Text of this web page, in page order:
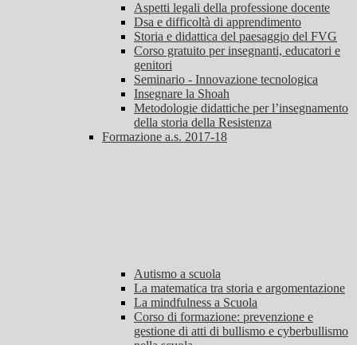
Aspetti legali della professione docente
Dsa e difficoltà di apprendimento
Storia e didattica del paesaggio del FVG
Corso gratuito per insegnanti, educatori e
genitori
Seminario - Innovazione tecnologica
Insegnare la Shoah
Metodologie didattiche per l’insegnamento
della storia della Resistenza
Formazione a.s. 2017-18
Autismo a scuola
La matematica tra storia e argomentazione
La mindfulness a Scuola
Corso di formazione: prevenzione e
gestione di atti di bullismo e cyberbullismo